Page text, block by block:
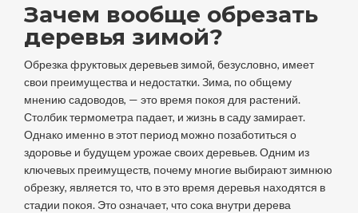
Зачем вообще обрезать
деревья зимой?
Обрезка фруктовых деревьев зимой, безусловно, имеет
свои преимущества и недостатки. Зима, по общему
мнению садоводов, — это время покоя для растений.
Столбик термометра падает, и жизнь в саду замирает.
Однако именно в этот период можно позаботиться о
здоровье и будущем урожае своих деревьев. Одним из
ключевых преимуществ, почему многие выбирают зимнюю
обрезку, является то, что в это время деревья находятся в
стадии покоя. Это означает, что сока внутри дерева